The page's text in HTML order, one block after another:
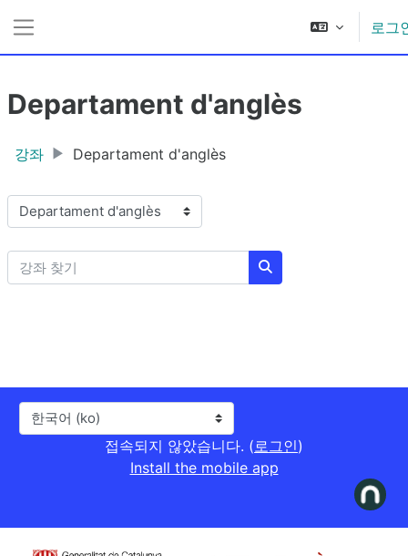
로그
Departament d'anglès
강좌 Departament d'anglès
강좌 범주
강좌 찾기
강좌 찾기
언어
접속되지 않았습니다. (로그인)
Install the mobile app